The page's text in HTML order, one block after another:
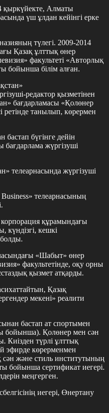
қыркүйекте, Алматы
үш ұлдан кейінгі ерке
түлегі. 2009-2014
Қазақ ұлттық өнер
факультеті «Авторлық
бойынша білім алған.
редактор қызметінен
бағдарламасы «Қолөнер
ретінде танылып, көрермен
бүгінге дейін
жүргізуші
телеарнасында жүргізуші
телеарнасының
құрамындағы
күндізгі, кешкі
«Шабыт» өнер
факультетінде, оқу орны
қызмет атқарды.
Қазақ
мекені» реалити
бастап ат спортымен
бойынша). Қолөнер мен сән
түрлі ұлттық
эфирде көрерменмен
сән және стиль институтының
бойынша сертификат иегері.
меңгерген.
иегері, Өнертану